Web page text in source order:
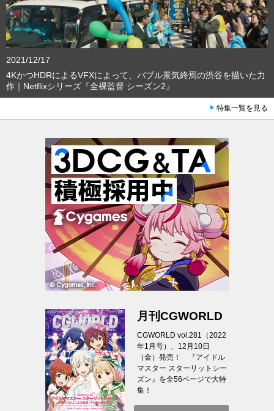
2021/12/17
4KかつHDRによるVFXによって、バブル景気終焉の渋谷を描いた力
作｜Netflixシリーズ『全裸監督 シーズン2』
特集一覧を見る
月刊CGWORLD
CGWORLD vol.281（2022
年1月号）、12月10日
（金）発売！ 『アイドル
マスター スターリットシー
ズン』を全56ページで大特
集！